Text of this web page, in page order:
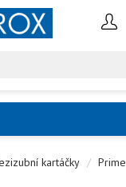
kartáčky Prime